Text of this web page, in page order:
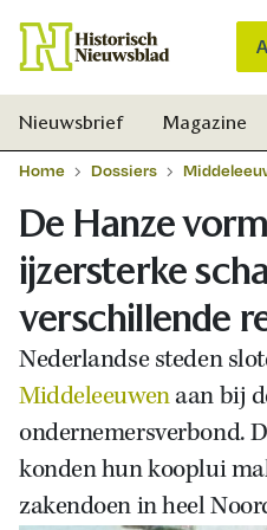
Nieuwsbrief Magazine
Home Dossiers
De Hanze
ijzersterke
verschillende
Nederlandse steden
Middeleeuwenaan bij
ondernemersverbond.
konden hun kooplui
zakendoen in heel